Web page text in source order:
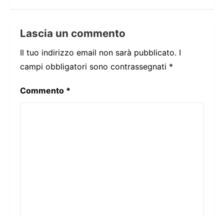
Lascia un commento
Il tuo indirizzo email non sarà pubblicato. I
campi obbligatori sono contrassegnati *
Commento *